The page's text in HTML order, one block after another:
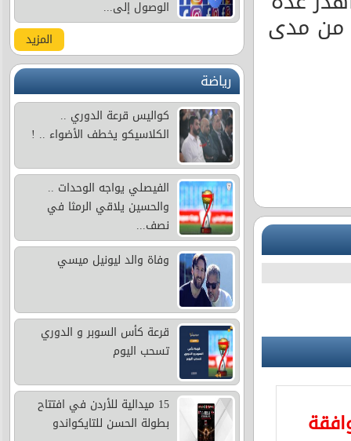
من مدى
الوصول إلى...
المزيد
رياضة
كواليس قرعة الدوري ..
الكلاسيكو يخطف الأضواء .. !
الفيصلي يواجه الوحدات ..
والحسين يلاقي الرمثا في
نصف...
وفاة والد ليونيل ميسي
قرعة كأس السوبر و الدوري
تسحب اليوم
15 ميدالية للأردن في افتتاح
بطولة الحسن للتايكواندو